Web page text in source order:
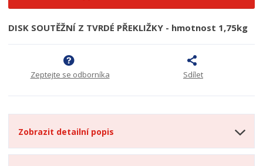
DISK SOUTĚŽNÍ Z TVRDÉ PŘEKLIŽKY - hmotnost 1,75kg
Zeptejte se odborníka Sdílet
Zobrazit detailní popis